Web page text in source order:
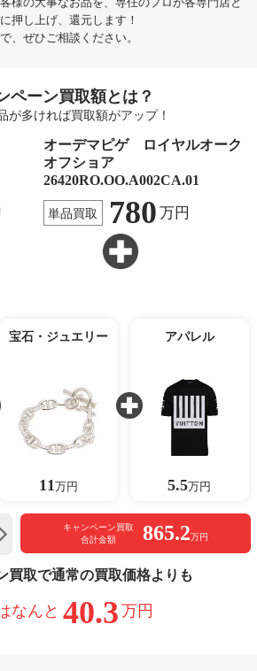
押し上げ、還元します！
、ぜひご相談ください。
ペーン買取額とは？
が多ければ買取額がアップ！
オーデマピゲ ロイヤルオーク
オフショア
26420RO.OO.A002CA.01
単品買取 780 万円
宝石・ジュエリー
11 万円
アパレル
5.5万円
キャンペーン買取
合計金額
865.2万円
買取で通常の買取価格よりも
なんと 40.3 万円